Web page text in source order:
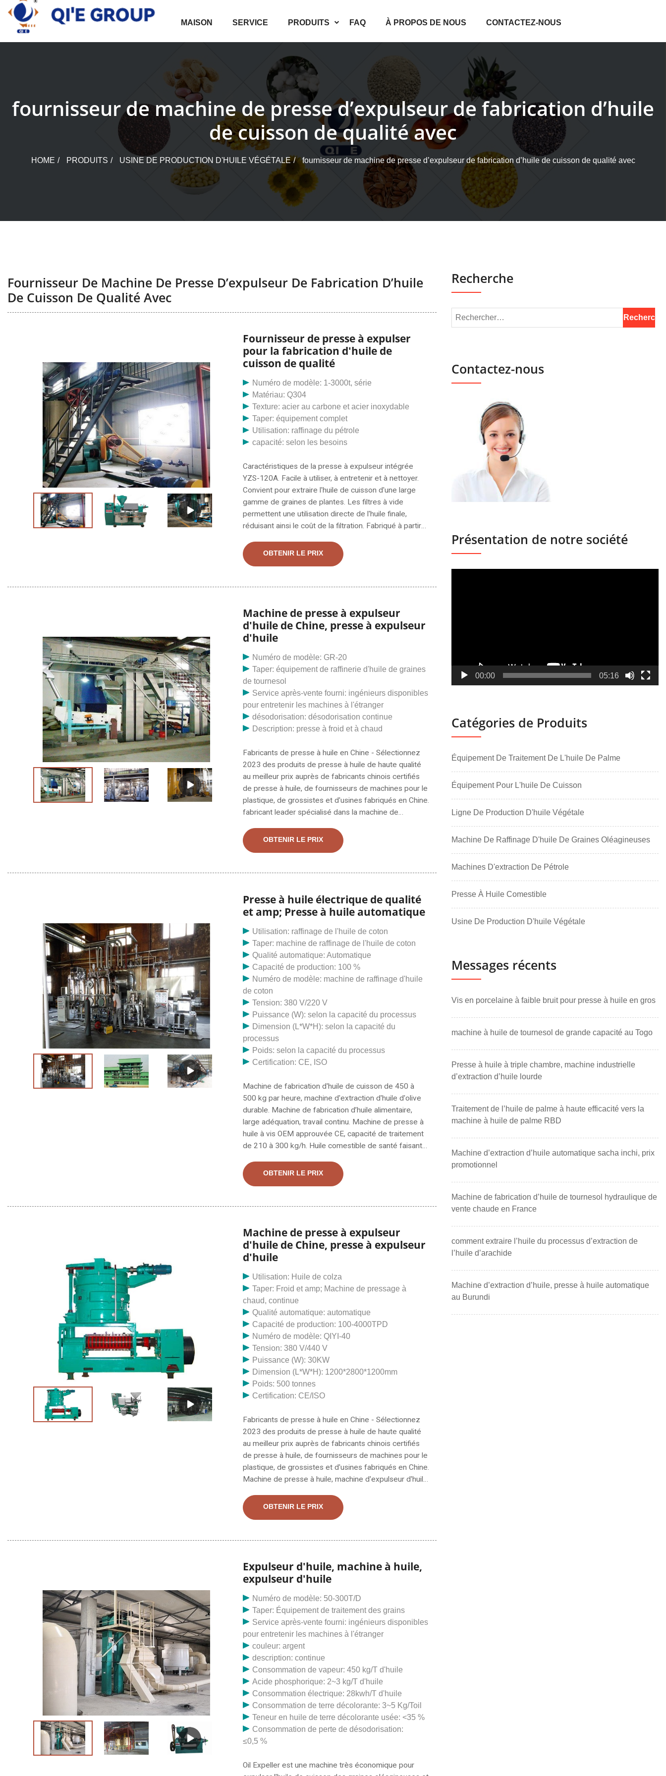
Skip
content
MAISON SERVICE PRODUITS FAQ À PROPOS DE NOUS CONTACTEZ-NOUS
fournisseur de machine de presse d’expulseur de fabrication d’huile
de cuisson de qualité avec
HOME PRODUITS USINE DE PRODUCTION D'HUILE VÉGÉTALE fournisseur de machine de presse d’expulseur de fabrication d’huile de cuisson de qualité avec
Fournisseur De Machine De Presse D’expulseur De Fabrication D’huile
De Cuisson De Qualité Avec
Fournisseur de presse à expulser
pour la fabrication d'huile de
cuisson de qualité
Numéro de modèle: 1-3000t, série
Matériau: Q304
Texture: acier au carbone et acier inoxydable
Taper: équipement complet
Utilisation: raffinage du pétrole
capacité: selon les besoins
Caractéristiques de la presse à expulseur intégrée
YZS-120A. Facile à utiliser, à entretenir et à nettoyer.
Convient pour extraire l'huile de cuisson d'une large
gamme de graines de plantes. Les filtres à vide
permettent une utilisation directe de l'huile finale,
réduisant ainsi le coût de la filtration. Fabriqué à partir
production d'huile à long terme.. Petite machine à huile
de cuisson. Offrez une machine de traitement d’huile
clé en main. Si vous recherchez une machine de
rentable pour démarrer votre propre petite entreprise
d'extraction d'huile végétale, vous êtes au bon endroit !
ABC Machinery devrait être votre MEILLEUR et fiable
de presse à huile comestible
OBTENIR LE PRIX
Machine de presse à expulseur
d'huile de Chine, presse à expulseur
d'huile
Numéro de modèle: GR-20
Taper: équipement de raffinerie d'huile de graines
de tournesol
Service après-vente fourni: ingénieurs disponibles
pour entretenir les machines à l'étranger
désodorisation: désodorisation continue
Description: presse à froid et à chaud
Fabricants de presse à huile en Chine - Sélectionnez
2023 des produits de presse à huile de haute qualité
au meilleur prix auprès de fabricants chinois certifiés
de presse à huile, de fournisseurs de machines pour le
plastique, de grossistes et d'usines fabriqués en Chine.
fabricant leader spécialisé dans la machine de
2000 TPD. Nous pouvons proposer une presse à huile
de cuisson, une machine d'extraction d'huile, une
fractionnement.
OBTENIR LE PRIX
Presse à huile électrique de qualité
et amp; Presse à huile automatique
Utilisation: raffinage de l'huile de coton
Taper: machine de raffinage de l'huile de coton
Qualité automatique: Automatique
Capacité de production: 100 %
Numéro de modèle: machine de raffinage d'huile
de coton
Tension: 380 V/220 V
Puissance (W): selon la capacité du processus
Dimension (L*W*H): selon la capacité du
processus
Poids: selon la capacité du processus
Certification: CE, ISO
Machine de fabrication d'huile de cuisson de 450 à
500 kg par heure, machine d'extraction d'huile d'olive
durable. Machine de fabrication d’huile alimentaire,
large adéquation, travail continu. Machine de presse à
huile à vis OEM approuvée CE, capacité de traitement
de 210 à 300 kg/h. Huile comestible de santé faisant
de machine. Machine de pressage d'huile de cuisson
de qualité alimentaire, large gamme de graines de
à huile végétale, Usine de moulin à huile de palme,
prétraitement et de pressage d'huile végétale, Usine
de raffinerie d'huile de cuisson, Décortiqueuse de
graines de tournesol/graines de chanvre, Machine
huile, Ligne de remplissage d'huile, Fabrication de
briques Machine
OBTENIR LE PRIX
Machine de presse à expulseur
d'huile de Chine, presse à expulseur
d'huile
Utilisation: Huile de colza
Taper: Froid et amp; Machine de pressage à
chaud, continue
Qualité automatique: automatique
Capacité de production: 100-4000TPD
Numéro de modèle: QIYI-40
Tension: 380 V/440 V
Puissance (W): 30KW
Dimension (L*W*H): 1200*2800*1200mm
Poids: 500 tonnes
Certification: CE/ISO
Fabricants de presse à huile en Chine - Sélectionnez
2023 des produits de presse à huile de haute qualité
au meilleur prix auprès de fabricants chinois certifiés
de presse à huile, de fournisseurs de machines pour le
plastique, de grossistes et d'usines fabriqués en Chine.
Machine de presse à huile, machine d'expulseur d'huile
à huile comestible en Chine, offrant une chaîne de
production entièrement automatique de machines de
graines de tournesol, bonne qualité de machines
filtre à vibrations à lame verticale pour légumes Huile
et ainsi de suite.
OBTENIR LE PRIX
Expulseur d'huile, machine à huile,
expulseur d'huile
Numéro de modèle: 50-300T/D
Taper: Équipement de traitement des grains
Service après-vente fourni: ingénieurs disponibles
pour entretenir les machines à l'étranger
couleur: argent
description: continue
Consommation de vapeur: 450 kg/T d'huile
Acide phosphorique: 2~3 kg/T d'huile
Consommation électrique: 28kwh/T d'huile
Consommation de terre décolorante: 3~5 Kg/Toil
Teneur en huile de terre décolorante usée: <35 %
Consommation de perte de désodorisation:
≤0,5 %
Oil Expeller est une machine très économique pour
Recherche
Contactez-nous
Présentation de notre société
00:00 05:16
Catégories de Produits
Équipement De Traitement De L'huile De Palme
Équipement Pour L'huile De Cuisson
Ligne De Production D'huile Végétale
Machine De Raffinage D'huile De Graines Oléagineuses
Machines D'extraction De Pétrole
Presse À Huile Comestible
Usine De Production D'huile Végétale
Messages récents
Vis en porcelaine à faible bruit pour presse à huile en gros
machine à huile de tournesol de grande capacité au Togo
Presse à huile à triple chambre, machine industrielle
d’extraction d’huile lourde
Traitement de l’huile de palme à haute efficacité vers la
machine à huile de palme RBD
Machine d’extraction d’huile automatique sacha inchi, prix
promotionnel
Machine de fabrication d’huile de tournesol hydraulique de
vente chaude en France
comment extraire l’huile du processus d’extraction de
l’huile d’arachide
Machine d’extraction d’huile, presse à huile automatique
au Burundi